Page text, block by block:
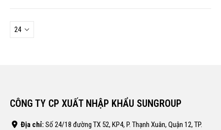
CÔNG TY CP XUẤT NHẬP KHẨU SUNGROUP
Địa chỉ: Số 24/18 đường TX 52, KP4, P. Thạnh Xuân, Quận 12, TP.